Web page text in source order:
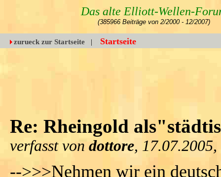
Das alte Elliott-Wellen-
(385966 Beiträge von 2/2000 - 12/2007)
zurueck zur Startseite | Startseite
Re: Rheingold
verfasst von dottore,
-->>>Nehmen wir ein